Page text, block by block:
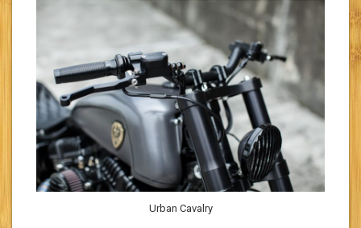
Urban Cavalry